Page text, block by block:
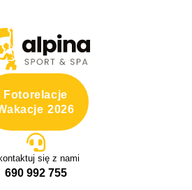
Fotorelacje
2026
się z nami
690 992 755